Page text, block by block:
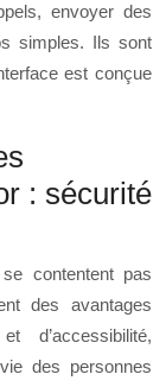
envoyer des
simples. Ils sont
est conçue
: sécurité
contentent pas
des avantages
d’accessibilité,
des personnes